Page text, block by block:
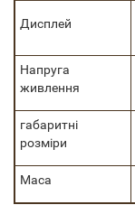
Дисплей
Напруга
живлення
габаритні
розміри
Маса